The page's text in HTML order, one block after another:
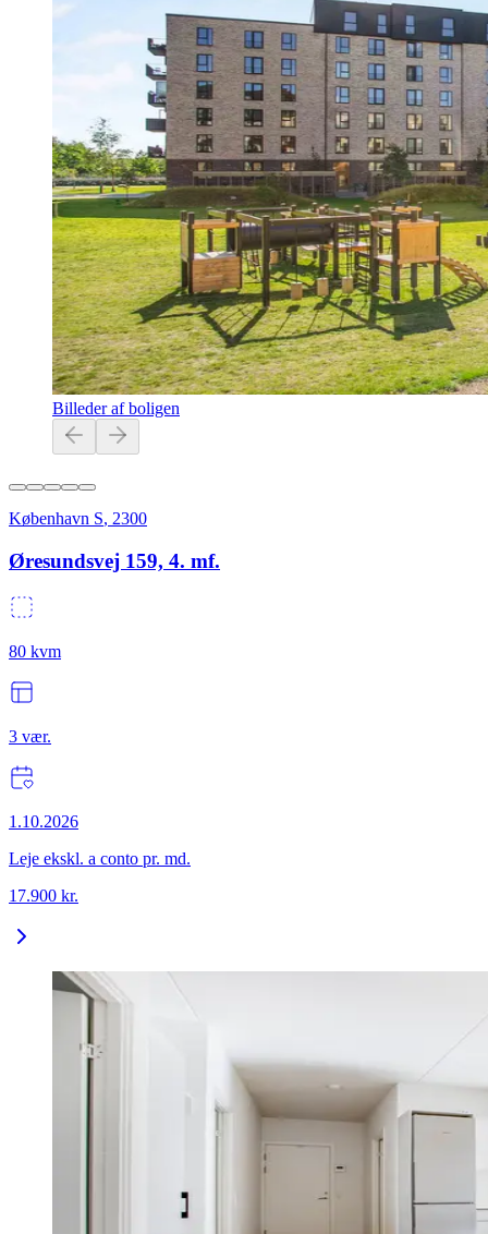
Billeder af boligen
København S, 2300
Øresundsvej 159, 4. mf.
80 kvm
3 vær.
1.10.2026
Leje ekskl. a conto pr. md.
17.900 kr.